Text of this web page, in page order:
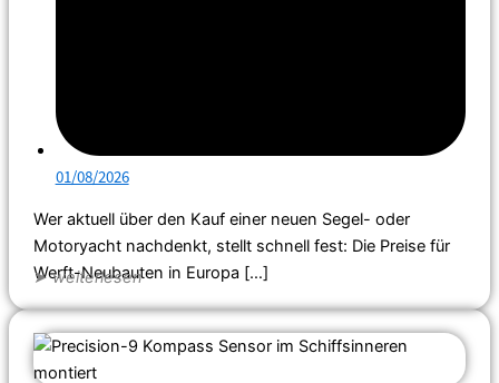
01/08/2026
Wer aktuell über den Kauf einer neuen Segel- oder
Motoryacht nachdenkt, stellt schnell fest: Die Preise für
Werft-Neubauten in Europa […]
➤weiterlesen